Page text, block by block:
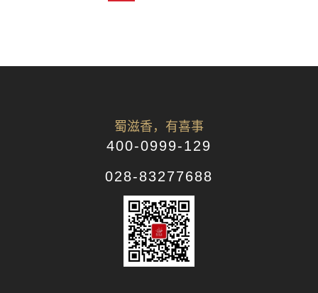
蜀滋香，有喜事
400-0999-129
028-83277688